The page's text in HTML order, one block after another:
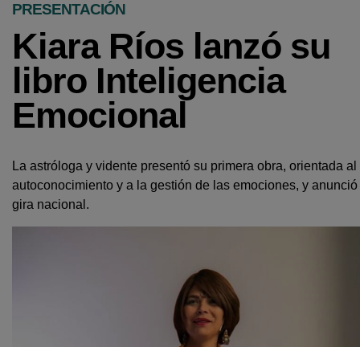
PRESENTACIÓN
Kiara Ríos lanzó su
libro Inteligencia
Emocional
La astróloga y vidente presentó su primera obra, orientada al
autoconocimiento y a la gestión de las emociones, y
gira nacional.